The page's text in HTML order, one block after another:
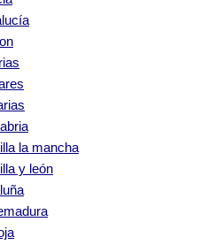
la mancha
y león